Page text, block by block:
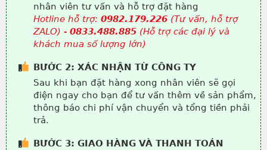
nhân viên tư vấn và hỗ trợ đặt hàng
Hotline hỗ trợ: 0982.179.226 (Tư vấn, hỗ trợ
ZALO) - 0833.488.885 (Hỗ trợ các đại lý và
khách mua số lượng lớn)
BƯỚC 2: XÁC NHẬN TỪ CÔNG TY
Sau khi bạn đặt hàng xong nhân viên sẽ gọi
điện ngay cho bạn để tư vấn thêm về sản phẩm,
thông báo chi phí vận chuyển và tổng tiền phải
trả.
BƯỚC 3: GIAO HÀNG VÀ THANH TOÁN